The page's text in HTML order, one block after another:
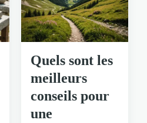
Quels sont les
meilleurs
conseils pour
une